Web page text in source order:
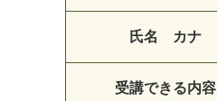
氏名 カナ
受講できる内容